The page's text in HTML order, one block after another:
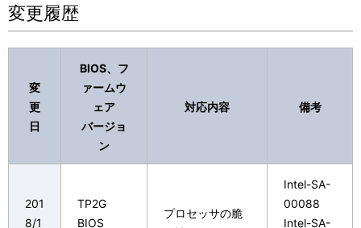
変更履歴
変
更
日
BIOS、フ
ァームウ
ェア
バージョ
ン
対応内容 備考
201
8/1
TP2G
BIOS
プロセッサの脆
Intel-SA-
00088
Intel-SA-